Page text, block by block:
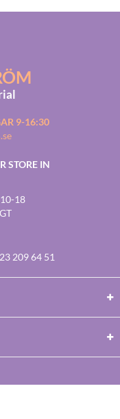
9-16:30
STORE IN
18
209 64 51
Instagram